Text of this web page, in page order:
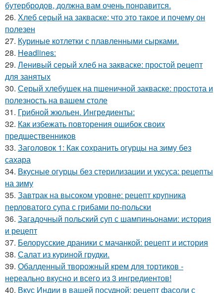
бутербродов, должна вам очень понравится.
26. Хлеб серый на закваске: что это такое и почему он
полезен
27. Куриные котлетки с плавленными сырками.
28. Headlines:
29. Ленивый серый хлеб на закваске: простой рецепт
для занятых
30. Серый хлебушек на пшеничной закваске: простота и
полезность на вашем столе
31. Грибной жюльен. Ингредиенты:
32. Как избежать повторения ошибок своих
предшественников
33. Заголовок 1: Как сохранить огурцы на зиму без
сахара
34. Вкусные огурцы без стерилизации и уксуса: рецепты
на зиму
35. Завтрак на высоком уровне: рецепт крупника
перловатого супа с грибами по-польски
36. Загадочный польский суп с шампиньонами: история
и рецепт
37. Белорусские драники с мачанкой: рецепт и история
38. Салат из куриной грудки.
39. Обалденный творожный крем для тортиков -
нереально вкусно и всего из 3 ингредиентов!
40. Вкус Индии в вашей посудной: рецепт фасоли с